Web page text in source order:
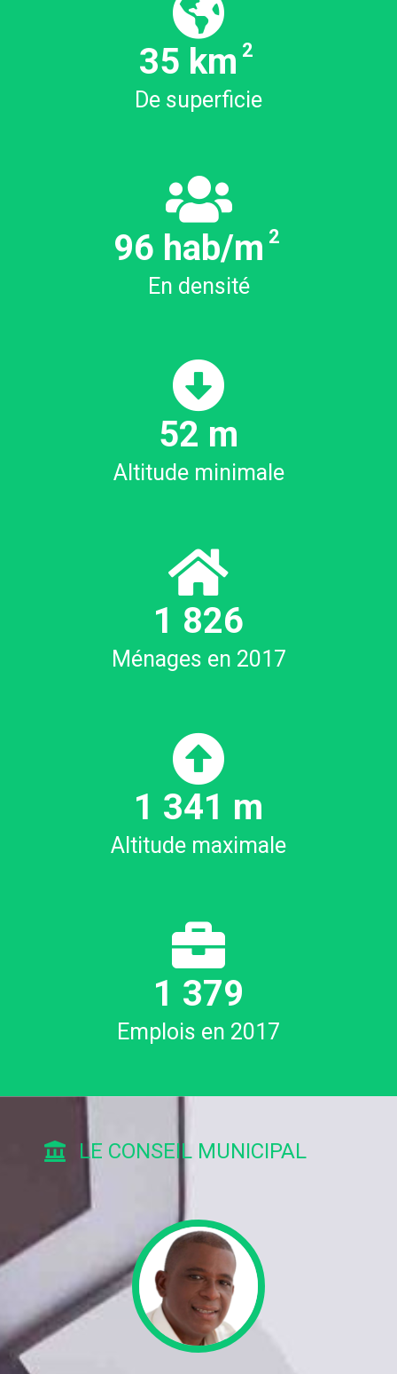
38.72km
De superficie
106 hab/m2
En densité
59 m
Altitude minimale
1 934
Ménages en 2017
1 395 m
Altitude maximale
1 447
Emplois en 2017
LE CONSEIL MUNICIPAL